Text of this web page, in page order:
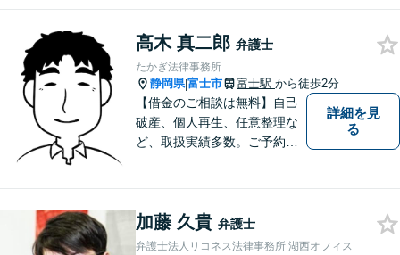
ご相談ください【交通事故】
豊富な経験と実績で早期に解
決
高木 真二郎 弁護士
たかぎ法律事務所
静岡県|富士市 富士駅 から徒歩2分
【借金のご相談は無料】自己
破産、個人再生、任意整理な
ど、取扱実績多数。ご予約の
す。
詳細を見
る
加藤 久貴 弁護士
弁護士法人リコネス法律事務所 湖西オフィス